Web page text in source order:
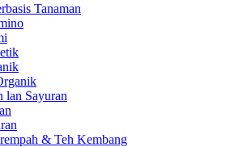
Tanaman
lan Sayuran
& Teh Kembang